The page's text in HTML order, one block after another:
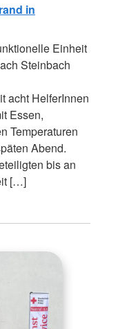
in
Einheit
Steinbach
acht HelferInnen
Essen,
Temperaturen
Abend.
bis an
[…]